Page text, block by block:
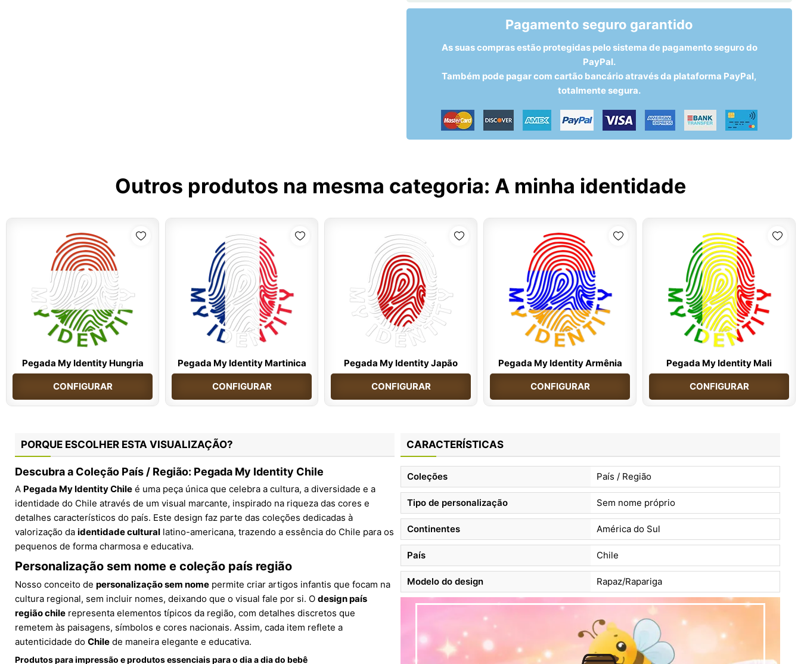
Pagamento seguro garantido
As suas compras estão protegidas pelo sistema de pagamento seguro do
PayPal.
Também pode pagar com cartão bancário através da plataforma PayPal,
totalmente segura.
Outros produtos na mesma categoria: A minha identidade
Pegada My Identity Hungria
CONFIGURAR
Pegada My Identity Martinica
CONFIGURAR
Pegada My Identity Japão
CONFIGURAR
Pegada My Identity Armênia
CONFIGURAR
Pegada My Identity Mali
CONFIGURAR
PORQUE ESCOLHER ESTA VISUALIZAÇÃO?
Descubra a Coleção País / Região: Pegada My Identity Chile
A Pegada My Identity Chile é uma peça única que celebra a cultura, a diversidade e a
identidade do Chile através de um visual marcante, inspirado na riqueza das cores e
detalhes característicos do país. Este design faz parte das coleções dedicadas à
valorização da identidade cultural latino-americana, trazendo a essência do Chile para os
pequenos de forma charmosa e educativa.
Personalização sem nome e coleção país região
Nosso conceito de personalização sem nome permite criar artigos infantis que focam na
cultura regional, sem incluir nomes, deixando que o visual fale por si. O design país
região chile representa elementos típicos da região, com detalhes discretos que
remetem às paisagens, símbolos e cores nacionais. Assim, cada item reflete a
autenticidade do Chile de maneira elegante e educativa.
Produtos para impressão e produtos essenciais para o dia a dia do bebê
CARACTERÍSTICAS
Coleções País / Região
Tipo de personalização Sem nome próprio
Continentes América do Sul
País Chile
Modelo do design Rapaz/Rapariga